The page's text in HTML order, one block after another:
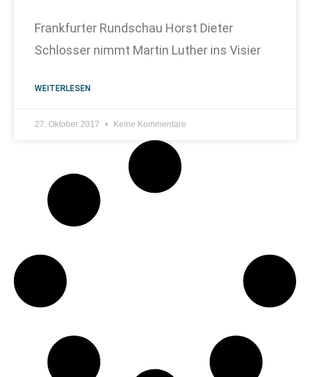
Frankfurter Rundschau Horst Dieter
Schlosser nimmt Martin Luther ins Visier
WEITERLESEN
27. Oktober 2017 Keine Kommentare